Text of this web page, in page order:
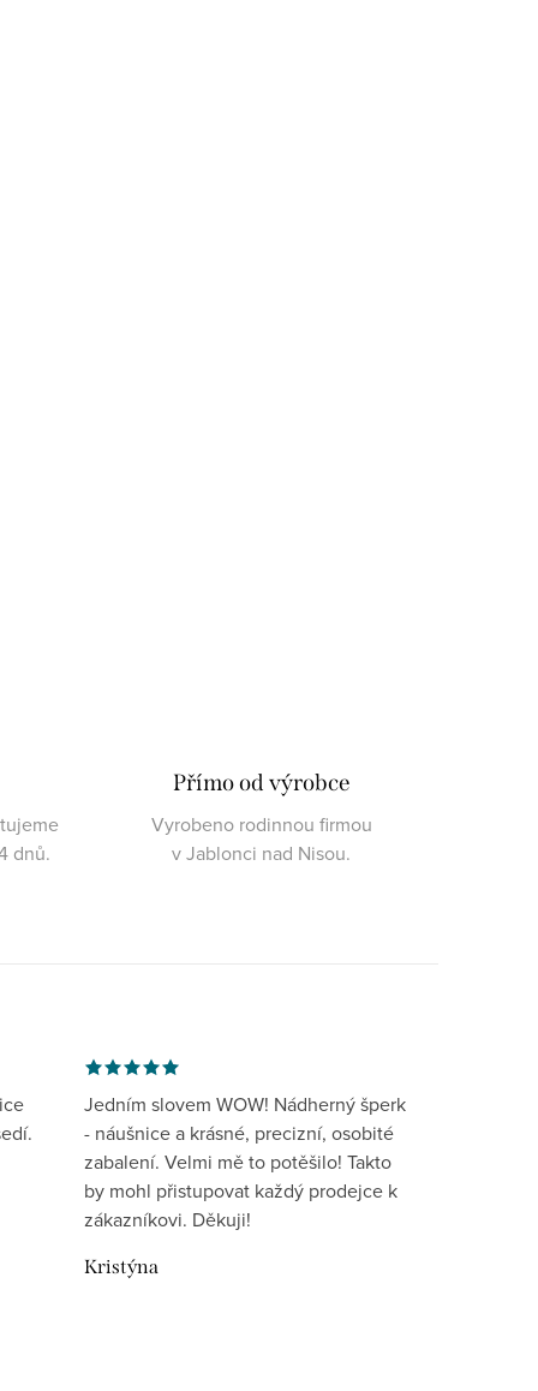
dnů.
Přímo od výrobce
Vyrobeno rodinnou firmou
v Jablonci nad Nisou.
Jedním slovem WOW! Nádherný šperk
- náušnice a krásné, precizní, osobité
zabalení. Velmi mě to potěšilo! Takto
by mohl přistupovat každý prodejce k
zákazníkovi. Děkuji!
Kristýna